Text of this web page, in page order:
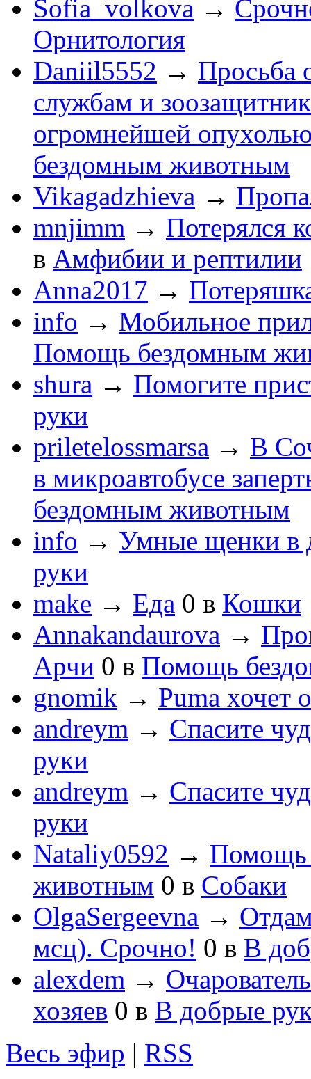
Sofia_volkova →
Орнитология
Daniil5552 → Просьба
службам и
огромнейшей
бездомным животным
Vikagadzhieva →
mnjimm → Потерялся
в Амфибии и рептилии
Anna2017 →
info → Мобильное
Помощь бездомным
shura → Помогите
руки
priletelossmarsa → В
в микроавтобусе
бездомным животным
info → Умные щенки в
руки
make → Еда 0 в Кошки
Annakandaurova →
Арчи 0 в Помощь
gnomik → Puma хочет
andreym → Спасите
руки
andreym → Спасите
руки
Nataliy0592 → Помощь
животным 0 в Собаки
OlgaSergeevna →
мсц). Срочно! 0 в В
alexdem →
хозяев 0 в В добрые
Весь эфир | RSS